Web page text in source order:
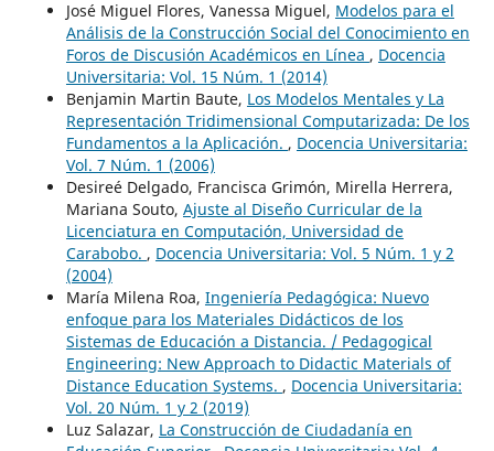
José Miguel Flores, Vanessa Miguel, Modelos para el
Análisis de la Construcción Social del Conocimiento en
Foros de Discusión Académicos en Línea , Docencia
Universitaria: Vol. 15 Núm. 1 (2014)
Benjamin Martin Baute, Los Modelos Mentales y La
Representación Tridimensional Computarizada: De los
Fundamentos a la Aplicación. , Docencia Universitaria:
Vol. 7 Núm. 1 (2006)
Desireé Delgado, Francisca Grimón, Mirella Herrera,
Mariana Souto, Ajuste al Diseño Curricular de la
Licenciatura en Computación, Universidad de
Carabobo. , Docencia Universitaria: Vol. 5 Núm. 1 y 2
(2004)
María Milena Roa, Ingeniería Pedagógica: Nuevo
enfoque para los Materiales Didácticos de los
Sistemas de Educación a Distancia. / Pedagogical
Engineering: New Approach to Didactic Materials of
Distance Education Systems. , Docencia Universitaria:
Vol. 20 Núm. 1 y 2 (2019)
Luz Salazar, La Construcción de Ciudadanía en